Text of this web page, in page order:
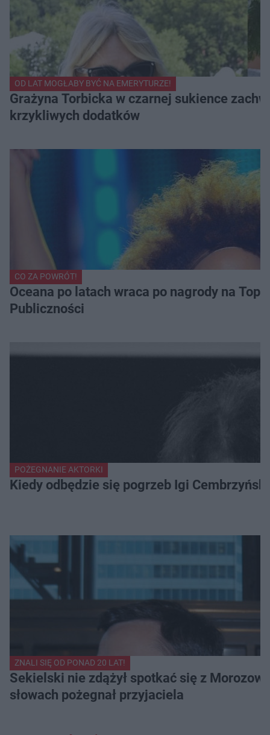
OD LAT MOGŁABY BYĆ NA EMERYTURZE!
Grażyna Torbicka w czarnej sukience
krzykliwych dodatków
CO ZA POWRÓT!
Oceana po latach wraca po nagrody na Top
Publiczności
POŻEGNANIE AKTORKI
Kiedy odbędzie się pogrzeb Igi
ZNALI SIĘ OD PONAD 20 LAT!
Sekielski nie zdążył spotkać się z
słowach pożegnał przyjaciela